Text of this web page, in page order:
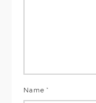
Name *